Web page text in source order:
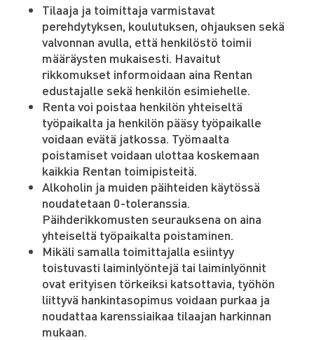
Tilaaja ja toimittaja varmistavat
perehdytyksen, koulutuksen, ohjauksen sekä
valvonnan avulla, että henkilöstö toimii
määräysten mukaisesti. Havaitut
rikkomukset informoidaan aina Rentan
edustajalle sekä henkilön esimiehelle.
Renta voi poistaa henkilön yhteiseltä
työpaikalta ja henkilön pääsy työpaikalle
voidaan evätä jatkossa. Työmaalta
poistamiset voidaan ulottaa koskemaan
kaikkia Rentan toimipisteitä.
Alkoholin ja muiden päihteiden käytössä
noudatetaan 0-toleranssia.
Päihderikkomusten seurauksena on aina
yhteiseltä työpaikalta poistaminen.
Mikäli samalla toimittajalla esiintyy
toistuvasti laiminlyöntejä tai laiminlyönnit
ovat erityisen törkeiksi katsottavia, työhön
liittyvä hankintasopimus voidaan purkaa ja
noudattaa karenssiaikaa tilaajan harkinnan
mukaan.